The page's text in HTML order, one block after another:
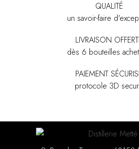
QUALITÉ
un savoir-faire
LIVRAISON
dès 6 bouteilles
PAIEMENT
protocole 3D